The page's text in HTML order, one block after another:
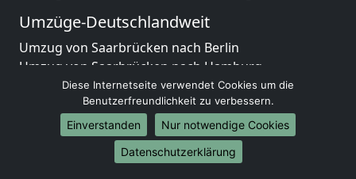
Umzüge-Deutschlandweit
Umzug von Saarbrücken nach Berlin
Umzug von Saarbrücken nach Hamburg
Umzug von Saarbrücken nach München
Umzug von Saarbrücken nach Köln
Umzug von Saarbrücken nach Frankfurt am Main
Umzug von Saarbrücken nach Stuttgart
Umzug von Saarbrücken nach Düsseldorf
Diese Internetseite verwendet Cookies um die
Benutzerfreundlichkeit zu verbessern.
Einverstanden
Nur notwendige Cookies
Datenschutzerklärung